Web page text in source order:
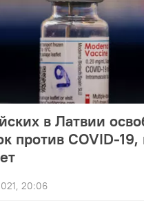
в Латвии
против COVID-19,
20:06